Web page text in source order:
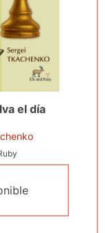
el día